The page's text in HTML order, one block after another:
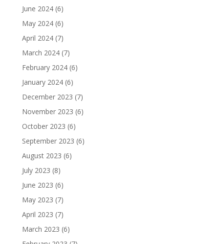
June 2024(6)
May 2024(6)
April 2024(7)
March 2024(7)
February 2024(6)
January 2024(6)
December 2023 (7)
November 2023 (6)
October 2023 (6)
September 2023 (6)
August 2023 (6)
July 2023 (8)
June 2023 (6)
May 2023 (7)
April 2023 (7)
March 2023 (6)